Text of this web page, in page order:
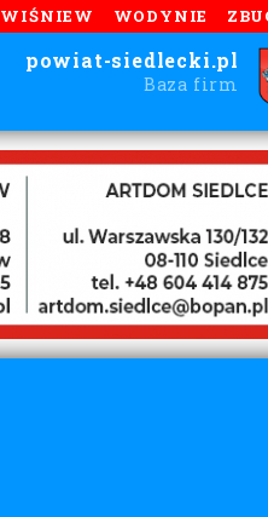
WIŚNIEW WODYNIE
powiat-siedlecki.pl
Baza firm